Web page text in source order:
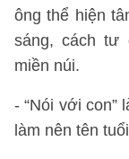
ông thể hiện
sáng, cách tư
miền núi.
- “Nói với con”
làm nên tên